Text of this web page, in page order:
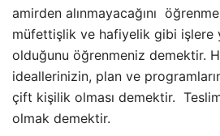
amirden alınmayacağını
müfettişlik ve hafiyelik gibi işlere
olduğunu öğrenmeniz demektir.
ideallerinizin, plan ve
çift kişilik olması demektir.
olmak demektir.